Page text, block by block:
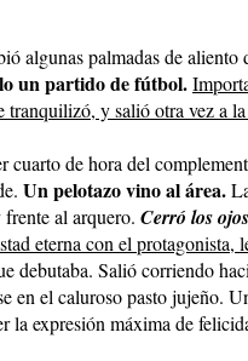
algunas palmadas de aliento
un partido de fútbol.
y salió otra vez a la
de hora del
Un pelotazo vino al área.
al arquero. Cerró los
eterna con el protagonista,
debutaba. Salió corriendo
en el caluroso pasto jujeño.
la expresión máxima de